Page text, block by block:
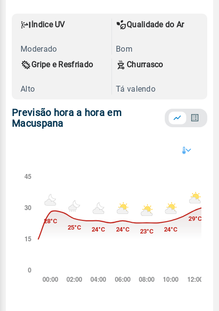
Índice UV
Moderado
Qualidade do Ar
Bom
Gripe e Resfriado
Alto
Churrasco
Tá valendo
Previsão hora a hora em
Macuspana